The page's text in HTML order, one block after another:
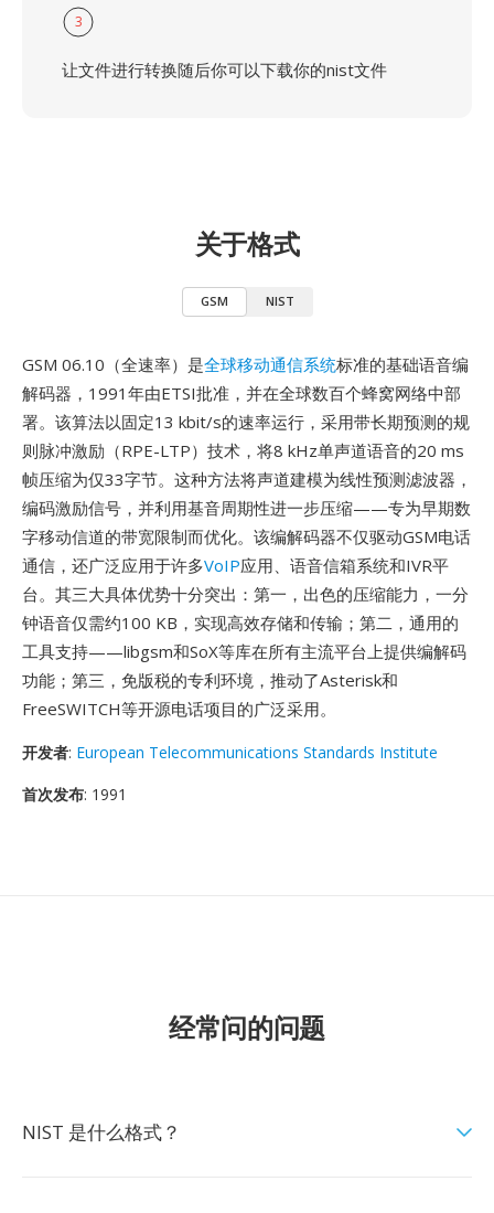
3
让文件进行转换随后你可以下载你的nist文件
关于格式
GSM NIST
GSM 06.10（全速率）是全球移动通信系统标准的基础语音编
解码器，1991年由ETSI批准，并在全球数百个蜂窝网络中部
署。该算法以固定13 kbit/s的速率运行，采用带长期预测的规
则脉冲激励（RPE-LTP）技术，将8 kHz单声道语音的20 ms
帧压缩为仅33字节。这种方法将声道建模为线性预测滤波器，
编码激励信号，并利用基音周期性进一步压缩——专为早期数
字移动信道的带宽限制而优化。该编解码器不仅驱动GSM电话
通信，还广泛应用于许多VoIP应用、语音信箱系统和IVR平
台。其三大具体优势十分突出：第一，出色的压缩能力，一分
钟语音仅需约100 KB，实现高效存储和传输；第二，通用的
工具支持——libgsm和SoX等库在所有主流平台上提供编解码
功能；第三，免版税的专利环境，推动了Asterisk和
FreeSWITCH等开源电话项目的广泛采用。
开发者: European Telecommunications Standards Institute
首次发布: 1991
经常问的问题
NIST 是什么格式？